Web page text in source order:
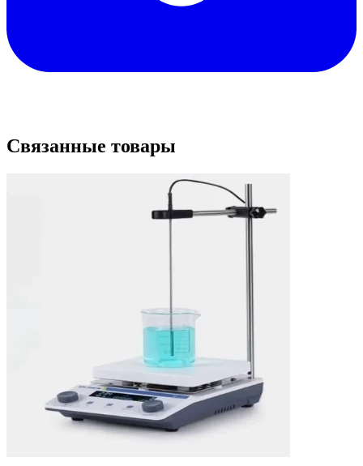
Связанные товары